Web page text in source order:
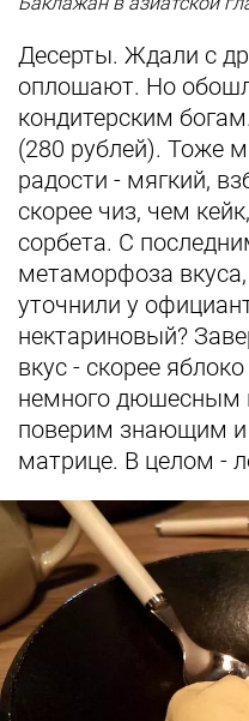
Десерты. Ждали с
оплошают. Но
кондитерским
(280 рублей). Тоже
радости - мягкий,
скорее чиз, чем
сорбета. С
метаморфоза
уточнили у
нектариновый?
вкус - скорее
немного дюшесным
поверим знающим
матрице. В целом -